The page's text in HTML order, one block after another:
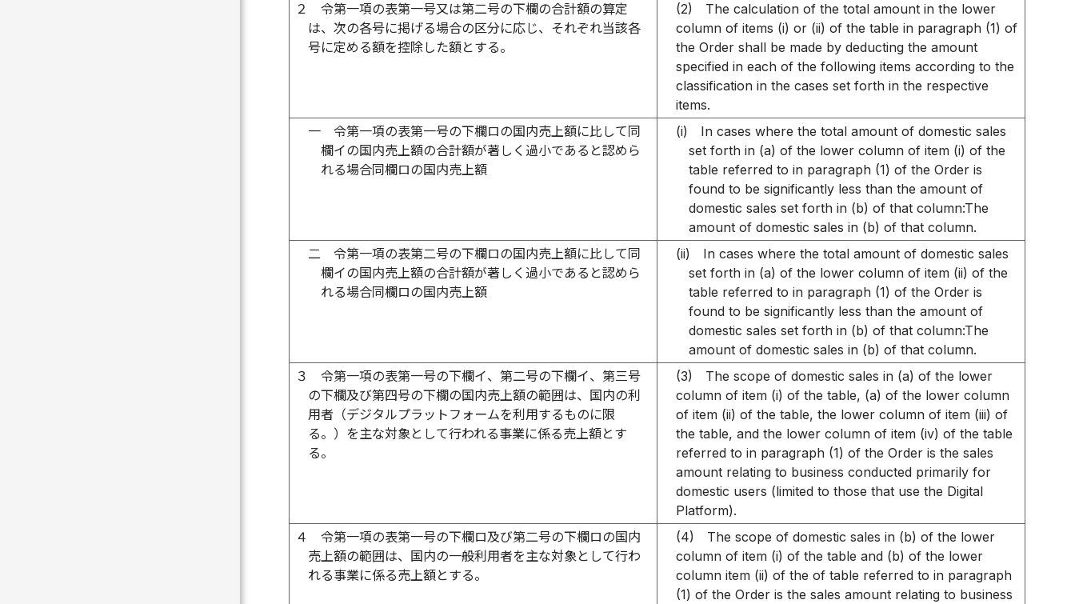
２
令第一項の表第一号又は第二号の下欄の合計額の算定
は、次の各号に掲げる場合の区分に応じ、それぞれ当該各
号に定める額を控除した額とする。
(2)
The calculation of the total amount in the lower
column of items (i) or (ii) of the table in paragraph (1) of
the Order shall be made by deducting the amount
specified in each of the following items according to the
classification in the cases set forth in the respective
items.
一
令第一項の表第一号の下欄ロの国内売上額に比して同
欄イの国内売上額の合計額が著しく過小であると認めら
れる場合同欄ロの国内売上額
(i)
In cases where the total amount of domestic sales
set forth in (a) of the lower column of item (i) of the
table referred to in paragraph (1) of the Order is
found to be significantly less than the amount of
domestic sales set forth in (b) of that column:The
amount of domestic sales in (b) of that column.
二
令第一項の表第二号の下欄ロの国内売上額に比して同
欄イの国内売上額の合計額が著しく過小であると認めら
れる場合同欄ロの国内売上額
(ii)
In cases where the total amount of domestic sales
set forth in (a) of the lower column of item (ii) of the
table referred to in paragraph (1) of the Order is
found to be significantly less than the amount of
domestic sales set forth in (b) of that column:The
amount of domestic sales in (b) of that column.
３
令第一項の表第一号の下欄イ、第二号の下欄イ、第三号
の下欄及び第四号の下欄の国内売上額の範囲は、国内の利
用者（デジタルプラットフォームを利用するものに限
る。）を主な対象として行われる事業に係る売上額とす
る。
(3)
The scope of domestic sales in (a) of the lower
column of item (i) of the table, (a) of the lower column
of item (ii) of the table, the lower column of item (iii) of
the table, and the lower column of item (iv) of the table
referred to in paragraph (1) of the Order is the sales
amount relating to business conducted primarily for
domestic users (limited to those that use the Digital
Platform).
４
令第一項の表第一号の下欄ロ及び第二号の下欄ロの国内
売上額の範囲は、国内の一般利用者を主な対象として行わ
れる事業に係る売上額とする。
(4)
The scope of domestic sales in (b) of the lower
column of item (i) of the table and (b) of the lower
column item (ii) of the of table referred to in paragraph
(1) of the Order is the sales amount relating to business